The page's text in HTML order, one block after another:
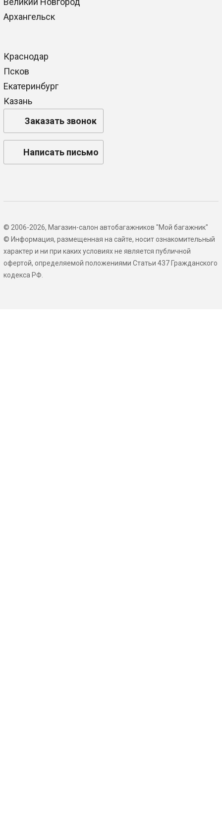
Архангельск
Краснодар
Псков
Екатеринбург
Казань
Заказать звонок
Написать письмо
© 2006-2026, Магазин-салон автобагажников "Мой багажник"
© Информация, размещенная на сайте, носит ознакомительный
характер и ни при каких условиях не является публичной
офертой, определяемой положениями Статьи 437 Гражданского
кодекса РФ.